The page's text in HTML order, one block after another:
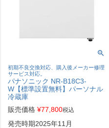
初期不良交換対応、購入後メーカー修理
サービス対応。
パナソニック NR-B18C3-
W【標準設置無料】パーソナル
冷蔵庫
販売価格 ¥77,800税込
発売時期2025年11月